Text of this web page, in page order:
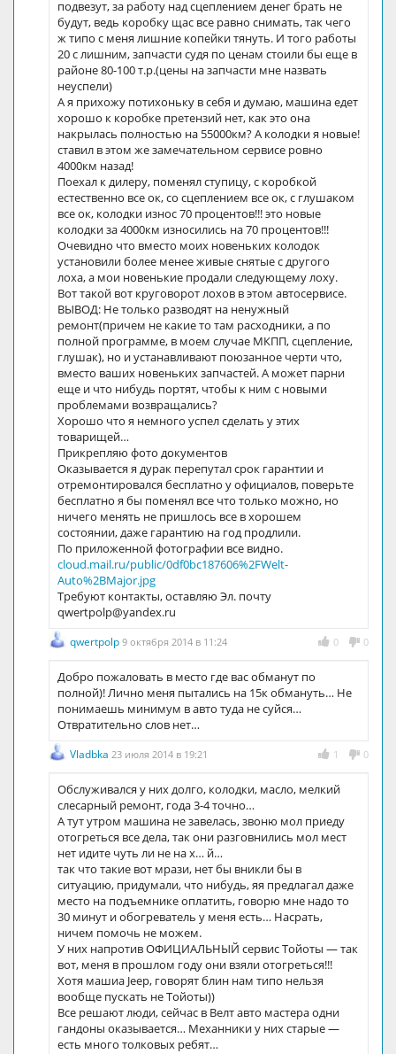
подвезут, за работу над сцеплением денег брать не
будут, ведь коробку щас все равно снимать, так чего
ж типо с меня лишние копейки тянуть. И того работы
20 с лишним, запчасти судя по ценам стоили бы еще в
районе 80-100 т.р.(цены на запчасти мне назвать
неуспели)
А я прихожу потихоньку в себя и думаю, машина едет
хорошо к коробке претензий нет, как это она
накрылась полностью на 55000км? А колодки я новые!
ставил в этом же замечательном сервисе ровно
4000км назад!
Поехал к дилеру, поменял ступицу, с коробкой
естественно все ок, со сцеплением все ок, с глушаком
все ок, колодки износ 70 процентов!!! это новые
колодки за 4000км износились на 70 процентов!!!
Очевидно что вместо моих новеньких колодок
установили более менее живые снятые с другого
лоха, а мои новенькие продали следующему лоху.
Вот такой вот круговорот лохов в этом автосервисе.
ВЫВОД: Не только разводят на ненужный
ремонт(причем не какие то там расходники, а по
полной программе, в моем случае МКПП, сцепление,
глушак), но и устанавливают поюзанное черти что,
вместо ваших новеньких запчастей. А может парни
еще и что нибудь портят, чтобы к ним с новыми
проблемами возвращались?
Хорошо что я немного успел сделать у этих
товарищей…
Прикрепляю фото документов
Оказывается я дурак перепутал срок гарантии и
отремонтировался бесплатно у официалов, поверьте
бесплатно я бы поменял все что только можно, но
ничего менять не пришлось все в хорошем
состоянии, даже гарантию на год продлили.
По приложенной фотографии все видно.
cloud.mail.ru/public/0df0bc187606%2FWelt-
Auto%2BMajor.jpg
Требуют контакты, оставляю Эл. почту
qwertpolp@yandex.ru
0 0
qwertpolp 9 октября 2014 в 11:24
Добро пожаловать в место где вас обманут по
полной)! Лично меня пытались на 15к обмануть… Не
понимаешь минимум в авто туда не суйся…
Отвратительно слов нет…
1 0
Vladbka 23 июля 2014 в 19:21
Обслуживался у них долго, колодки, масло, мелкий
слесарный ремонт, года 3-4 точно…
А тут утром машина не завелась, звоню мол приеду
отогреться все дела, так они разговнились мол мест
нет идите чуть ли не на х… й…
так что такие вот мрази, нет бы вникли бы в
ситуацию, придумали, что нибудь, яя предлагал даже
место на подъемнике оплатить, говорю мне надо то
30 минут и обогреватель у меня есть… Насрать,
ничем помочь не можем.
У них напротив ОФИЦИАЛЬНЫЙ сервис Тойоты — так
вот, меня в прошлом году они взяли отогреться!!!
Хотя машиа Jeep, говорят блин нам типо нельзя
вообще пускать не Тойоты))
Все решают люди, сейчас в Велт авто мастера одни
гандоны оказывается… Механники у них старые —
есть много толковых ребят…